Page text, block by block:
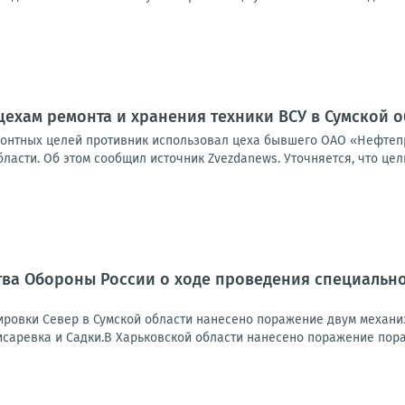
ремонта и хранения техники ВСУ в Сумской
целей противник использовал цеха бывшего ОАО
Об этом сообщил источник Zvezdanews. Уточняется, что
Обороны России о ходе проведения
Север в Сумской области нанесено поражение двум
и Садки.В Харьковской области нанесено поражение